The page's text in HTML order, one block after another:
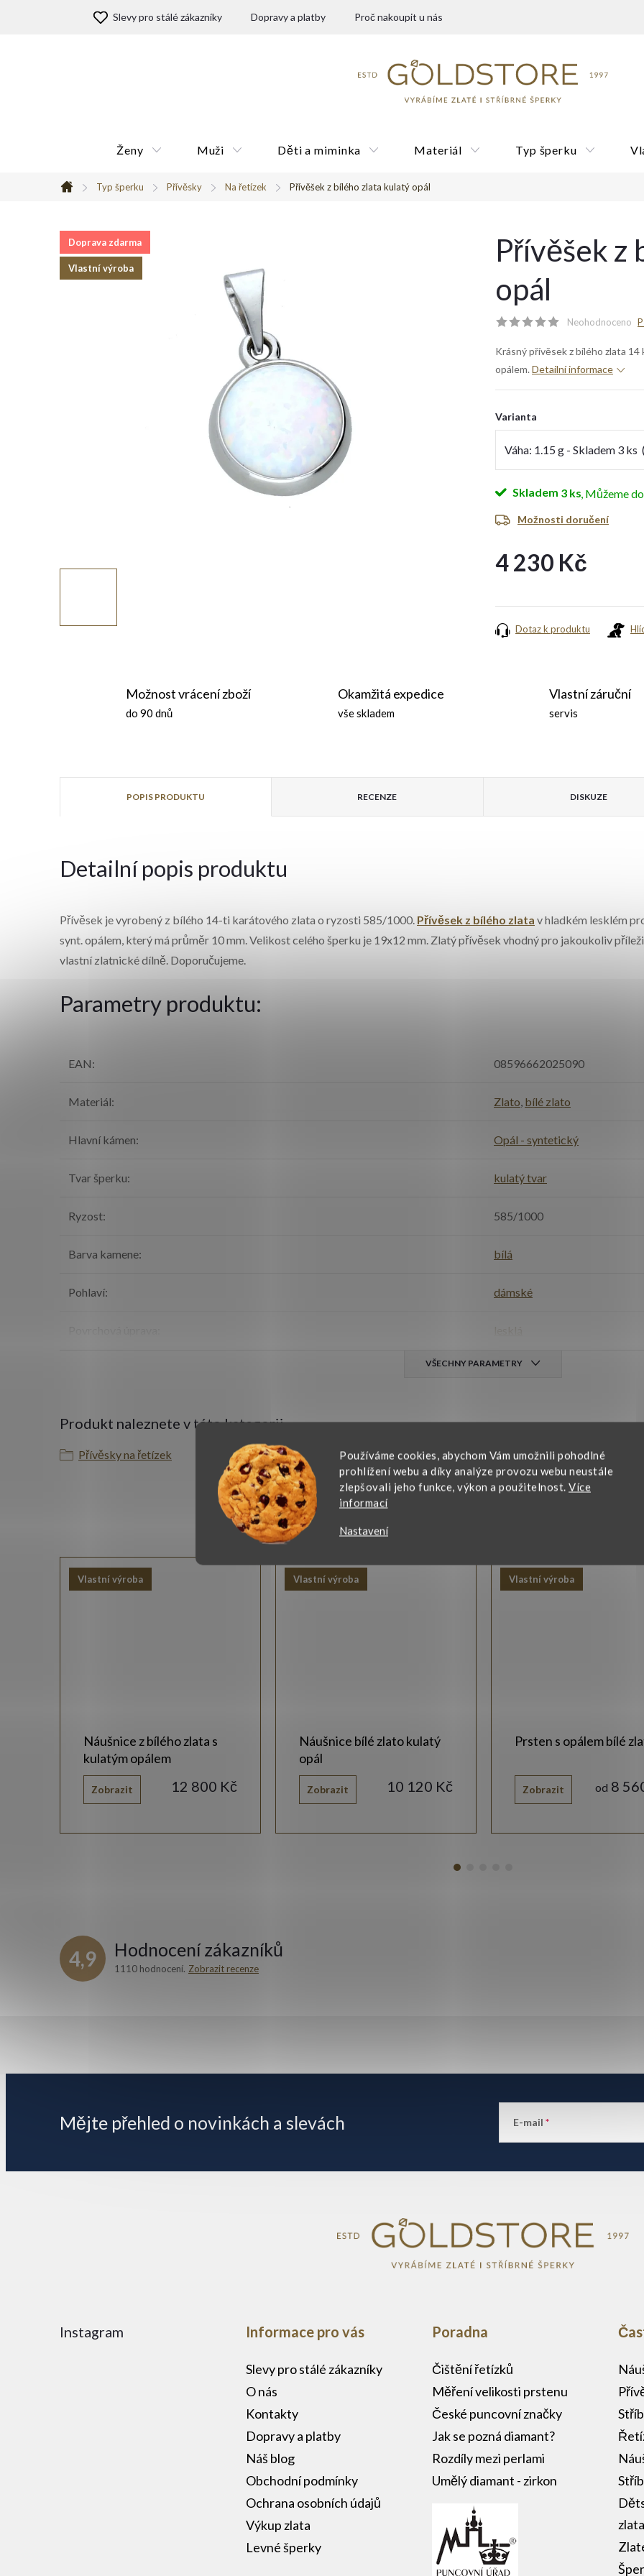
Používáme cookies, abychom Vám umožnili pohodlné
prohlížení webu a díky analýze provozu webu neustále
zlepšovali jeho funkce, výkon a použitelnost. Více
informací
Nastavení
Slevy pro stálé zákazníky Dopravy a platby Proč nakoupit u nás
Ženy
Muži Děti a miminka Materiál Typ šperku
Domů
Typ šperku Přívěsky Na řetízek Přívěšek z bílého zlata kulatý opál
Doprava zdarma
Vlastní výroba
Přívěšek z
opál
Neohodnoceno
Krásný přívěsek z bílého zlata
opálem. Detailní informace
Varianta
Skladem 3 ks
Možnosti doručení
4 230 Kč
Dotaz k produktu
Možnost vrácení zboží
do 90 dnů
Okamžitá expedice
vše skladem
Vlastní záruční
servis
POPIS PRODUKTU RECENZE DISKUZE
Detailní popis produktu
Přívěsek je vyrobený z bílého 14-ti karátového zlata o ryzosti 585/1000. Přívěsek z bílého zlata v hladkém lesklém
synt. opálem, který má průměr 10 mm. Velikost celého šperku je 19x12 mm. Zlatý přívěsek vhodný pro jakoukoliv
vlastní zlatnické dílně. Doporučujeme.
Parametry produktu:
EAN: 08596662025090
Materiál: Zlato, bílé zlato
Hlavní kámen: Opál - syntetický
Tvar šperku: kulatý tvar
Ryzost: 585/1000
Barva kamene: bílá
Pohlaví: dámské
VŠECHNY PARAMETRY
Produkt naleznete v této kategorii
Přívěsky na řetízek
K tomuto produktu doporučujeme ještě
Vlastní výroba
Náušnice z bílého zlata s
kulatým opálem
12 800 Kč
Zobrazit
Vlastní výroba
Náušnice bílé zlato kulatý
opál
10 120 Kč
Zobrazit
Vlastní výroba
Prsten s opálem bílé
od 8
Zobrazit
4,9 Hodnocení zákazníků
1110 hodnocení Zobrazit recenze
á
t
Mějte přehled o novinkách a slevách E-mail
Instagram Informace pro vás
Slevy pro stálé zákazníky
O nás
Kontakty
Dopravy a platby
Náš blog
Obchodní podmínky
Ochrana osobních údajů
Výkup zlata
Levné šperky
Poradna
Čištění řetízků
Měření velikosti prstenu
České puncovní značky
Jak se pozná diamant?
Rozdíly mezi perlami
Umělý diamant - zirkon
zlata